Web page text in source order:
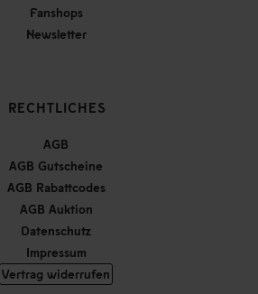
Fanshops
Newsletter
RECHTLICHES
AGB
AGB Gutscheine
AGB Rabattcodes
AGB Auktion
Datenschutz
Impressum
Vertrag widerrufen